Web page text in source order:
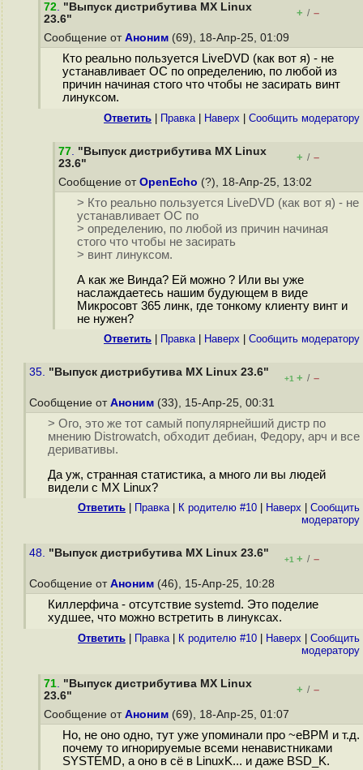
72. "Выпуск дистрибутива MX Linux
23.6"
+ / –
Сообщение от Аноним (69), 18-Апр-25, 01:09
Кто реально пользуется LiveDVD (как вот я) - не
устанавливает ОС по определению, по любой из
причин начиная стого что чтобы не засирать винт
линуксом.
Ответить Правка| Наверх Cообщить модератору
77. "Выпуск дистрибутива MX Linux
23.6"
+ / –
Сообщение от OpenEcho (?), 18-Апр-25, 13:02
> Кто реально пользуется LiveDVD (как вот я) - не
устанавливает ОС по
> определению, по любой из причин начиная
стого что чтобы не засирать
> винт линуксом.
А как же Винда? Ей можно ? Или вы уже
наслаждаетесь нашим будующем в виде
Микросовт 365 линк, где тонкому клиенту винт и
не нужен?
Ответить Правка| Наверх Cообщить модератору
35. "Выпуск дистрибутива MX Linux 23.6"
+1 + / –
Сообщение от Аноним (33), 15-Апр-25, 00:31
> Ого, это же тот самый популярнейший дистр по
мнению Distrowatch, обходит дебиан, Федору, арч и все
деривативы.
Да уж, странная статистика, а много ли вы людей
видели с MX Linux?
Ответить Правка| К родителю #10 Наверх
Cообщить
модератору
48. "Выпуск дистрибутива MX Linux 23.6"
+1 + / –
Сообщение от Аноним (46), 15-Апр-25, 10:28
Киллерфича - отсутствие systemd. Это поделие
худшее, что можно встретить в линуксах.
Ответить Правка| К родителю #10 Наверх
Cообщить
модератору
71. "Выпуск дистрибутива MX Linux
23.6"
+ / –
Сообщение от Аноним (69), 18-Апр-25, 01:07
Но, не оно одно, тут уже упоминали про ~eBPM и т.д.
почему то игнорируемые всеми ненавистниками
SYSTEMD, а оно в сё в LinuxK... и даже BSD_K.